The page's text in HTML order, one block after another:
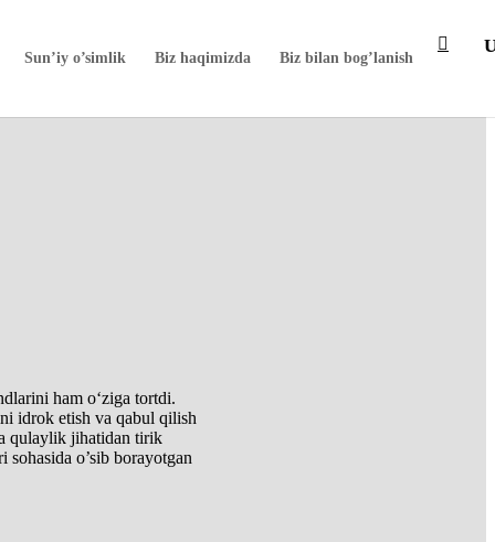
Sun’iy o’simlik Biz haqimizda Biz bilan bog’lanish
ham o‘ziga tortdi.
idrok etish va qabul qilish
qulaylik jihatidan tirik
o’sib borayotgan